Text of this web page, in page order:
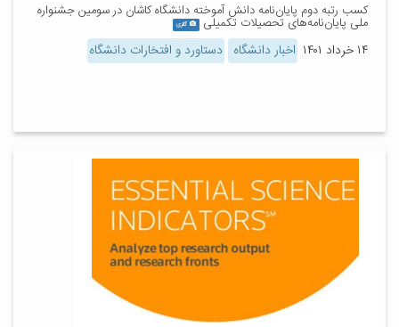
کسب رتبه دوم پایان‌نامه دانش آموخته دانشگاه کاشان در سومین جشنواره
ملی پایان‌نامه‌‎های تحصیلات تکمیلی گالری
۱۴ خرداد ۱۴۰۱ اخبار دانشگاه دستاورد و افتخارات دانشگاه